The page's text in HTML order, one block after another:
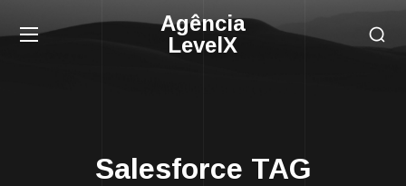
Agência
LevelX
Salesforce TAG